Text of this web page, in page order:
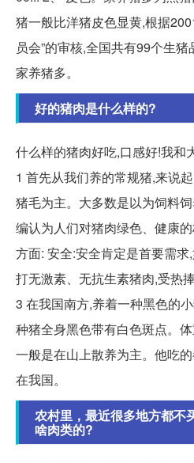
猪一般比洋猪皮色显黄,根据
员会”的审核,全国共有99个生
家养猪多。
好的猪肉是什么样的?
什么样的猪肉好吃,口感好!我和
1 首先从我们养的常规猪,来说
猪毛为主。大多数是以为饲料
编认为人们对猪肉绿色、健康
方面: 安全:安全肯定是首要需
打无激素、无抗生素猪肉,受热
3 在我国南方,养着一种黑色的
种猪全身黑色带有白色斑点。
一般是在山上散养为主。他吃
在我国。
农村里，最近很多地方都不
啥肉类的?